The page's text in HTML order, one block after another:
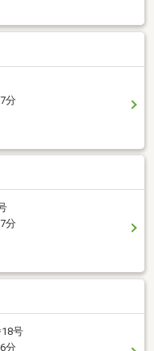
分
分
号
分